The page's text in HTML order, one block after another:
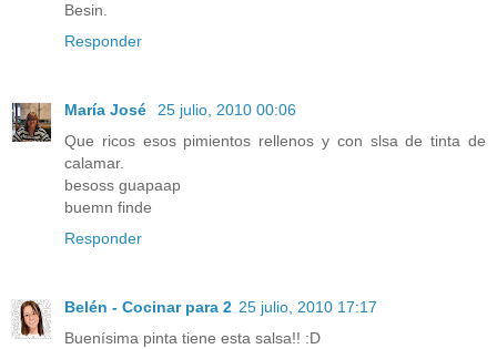
Besin.
Responder
María José
25 julio, 2010 00:06
Que ricos esos pimientos rellenos y con slsa de tinta de
calamar.
besoss guapaap
buemn finde
Responder
Belén - Cocinar para 2 25 julio, 2010 17:17
Buenísima pinta tiene esta salsa!! :D